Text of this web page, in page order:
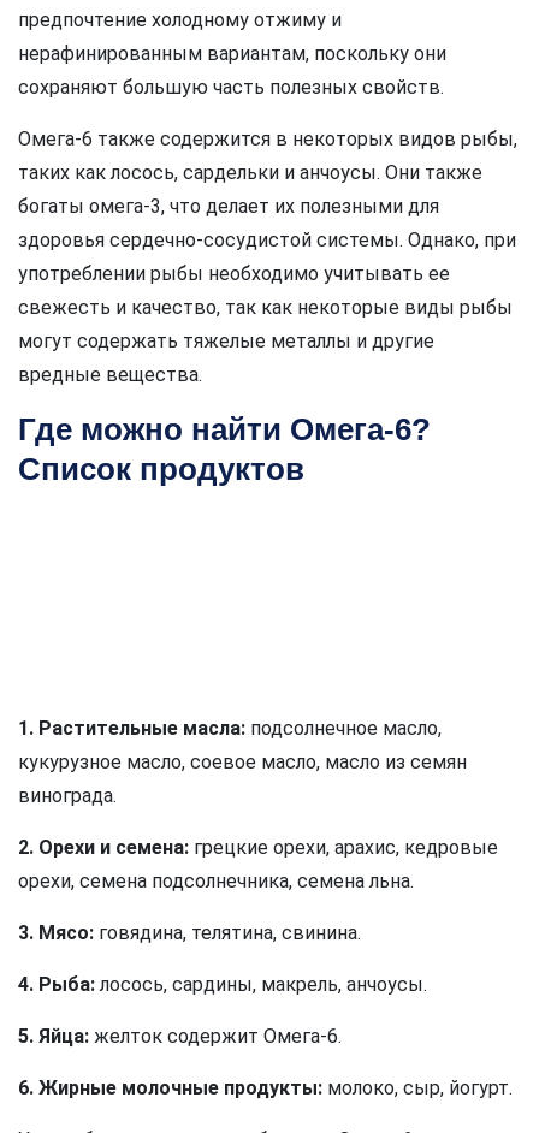
предпочтение холодному отжиму и
нерафинированным вариантам, поскольку они
сохраняют большую часть полезных свойств.
Омега-6 также содержится в некоторых видов рыбы,
таких как лосось, сардельки и анчоусы. Они также
богаты омега-3, что делает их полезными для
здоровья сердечно-сосудистой системы. Однако, при
употреблении рыбы необходимо учитывать ее
свежесть и качество, так как некоторые виды рыбы
могут содержать тяжелые металлы и другие
вредные вещества.
Где можно найти Омега-6?
Список продуктов
1. Растительные масла: подсолнечное масло,
кукурузное масло, соевое масло, масло из семян
винограда.
2. Орехи и семена: грецкие орехи, арахис, кедровые
орехи, семена подсолнечника, семена льна.
3. Мясо: говядина, телятина, свинина.
4. Рыба:лосось, сардины, макрель, анчоусы.
5. Яйца: желток содержит Омега-6.
6. Жирные молочные продукты: молоко, сыр, йогурт.